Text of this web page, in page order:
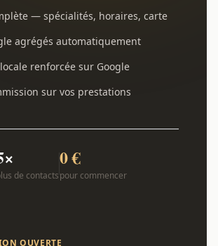
— spécialités, horaires, carte
agrégés automatiquement
renforcée sur Google
sur vos prestations
de contacts
0 €
pour commencer
OUVERTE